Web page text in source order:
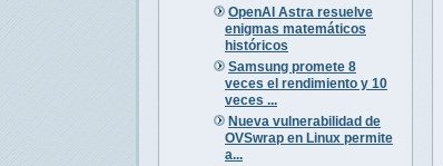
OpenAI Astra resuelve
enigmas matemáticos
históricos
Samsung promete 8
veces el rendimiento y 10
veces ...
Nueva vulnerabilidad de
OVSwrap en Linux permite
a...